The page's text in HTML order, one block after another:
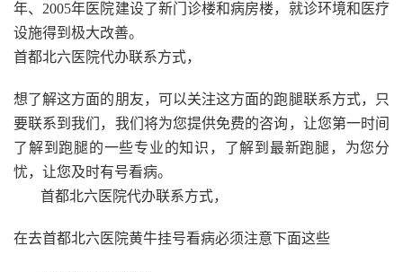
年、2005年医院建设了新门诊楼和病房楼，就诊环境和医疗
设施得到极大改善。
首都北六医院代办联系方式，
想了解这方面的朋友，可以关注这方面的跑腿联系方式，只
要联系到我们，我们将为您提供免费的咨询，让您第一时间
了解到跑腿的一些专业的知识，了解到最新跑腿，为您分
忧，让您及时有号看病。
首都北六医院代办联系方式，
在去首都北六医院黄牛挂号看病必须注意下面这些